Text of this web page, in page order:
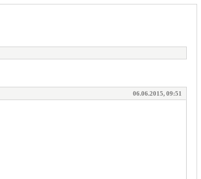
06.06.2015, 09:51